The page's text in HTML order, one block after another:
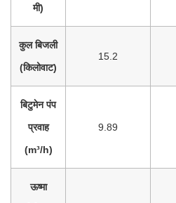
मी)​
कुल बिजली
(किलोवाट)​
15.2
बिटुमेन पंप
प्रवाह
(m³/h)​
9.89
ऊष्मा